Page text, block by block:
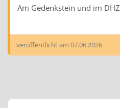
Am Gedenkstein und im DHZ
veröffentlicht am 07.06.2026